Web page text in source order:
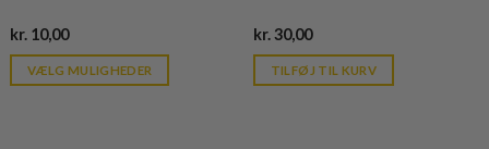
kr. 10,00Current
is:
kr. 39,95.
VÆLG MULIGHEDER
kr.30,00Current
is:
kr. 39,95.
TILFØJ TIL KURV